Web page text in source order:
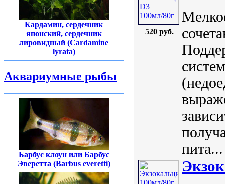
Кардамин, сердечник
японский, сердечник
лировидный (Cardamine
lyrata)
Аквариумные рыбы
Барбус клоун или Барбус
Эверетта (Barbus everetti)
520 руб.
пита...